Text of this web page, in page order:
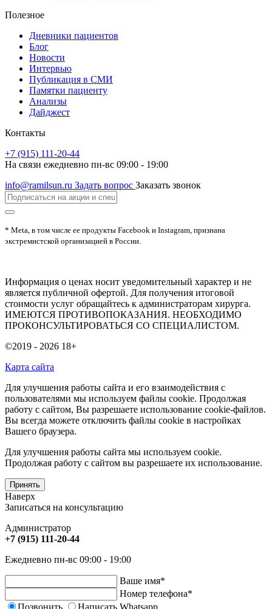
Полезное
Дневники пациентов
Блог
Новости
Интервью
Публикация в СМИ
Памятки пациенту
Анализы
Дайджест
Контакты
+7 (915) 111-20-44
На связи ежедневно пн-вс 09:00 - 19:00
info@ramilsun.ru Задать вопрос Заказать звонок
* Meta, в том числе ее продукты Facebook и Instagram, признана
экстремистской организацией в России.
Информация о ценах носит уведомительный характер и не
является публичной офертой. Для получения итоговой
стоимости услуг обращайтесь к администраторам хирурга.
ИМЕЮТСЯ ПРОТИВОПОКАЗАНИЯ. НЕОБХОДИМО
ПРОКОНСУЛЬТИРОВАТЬСЯ СО СПЕЦИАЛИСТОМ.
©2019 - 2026 18+
Карта сайта
Для улучшения работы сайта и его взаимодействия с
пользователями мы используем файлы cookie. Продолжая
работу с сайтом, Вы разрешаете использование cookie-файлов.
Вы всегда можете отключить файлы cookie в настройках
Вашего браузера.
Для улучшения работы сайта мы используем cookie.
Продолжая работу с сайтом вы разрешаете их использование.
Принять
Наверх
Записаться на консультацию
Администратор
+7 (915) 111-20-44
Ежедневно пн-вс 09:00 - 19:00
Ваше имя*
Номер телефона*
Позвонить
Написать Whatsapp